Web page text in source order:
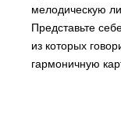
мелодическую
Представьте
из которых
гармоничную